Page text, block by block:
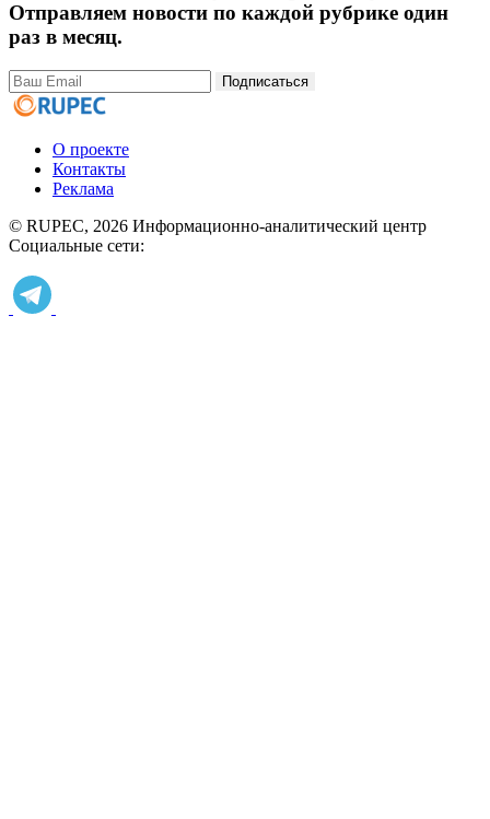
Отправляем новости по каждой рубрике один
раз в месяц.
Подписаться
О проекте
Контакты
Реклама
© RUPEC, 2026 Информационно-аналитический центр
Социальные сети: